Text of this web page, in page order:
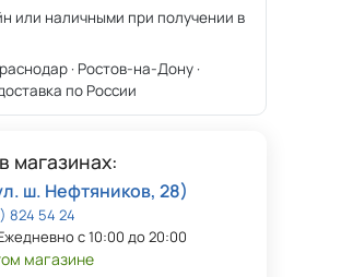
или наличными при получении в
· Ростов-на-Дону ·
по России
магазинах:
ш. Нефтяников, 28)
824 54 24
с 10:00 до 20:00
магазине